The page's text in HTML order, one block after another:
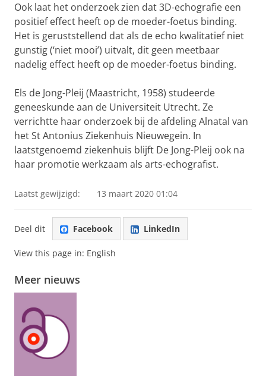
Ook laat het onderzoek zien dat 3D-echografie een
positief effect heeft op de moeder-foetus binding.
Het is geruststellend dat als de echo kwalitatief niet
gunstig (‘niet mooi’) uitvalt, dit geen meetbaar
nadelig effect heeft op de moeder-foetus binding.
Els de Jong-Pleij (Maastricht, 1958) studeerde
geneeskunde aan de Universiteit Utrecht. Ze
verrichtte haar onderzoek bij de afdeling Alnatal van
het St Antonius Ziekenhuis Nieuwegein. In
laatstgenoemd ziekenhuis blijft De Jong-Pleij ook na
haar promotie werkzaam als arts-echografist.
Laatst gewijzigd: 13 maart 2020 01:04
Deel dit Facebook LinkedIn
View this page in: English
Meer nieuws